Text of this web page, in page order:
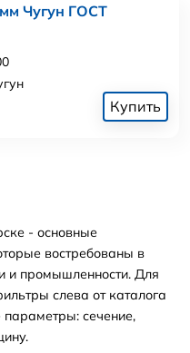
Чугун ГОСТ
Купить
- основные
востребованы в
и промышленности. Для
слева от каталога
параметры: сечение,